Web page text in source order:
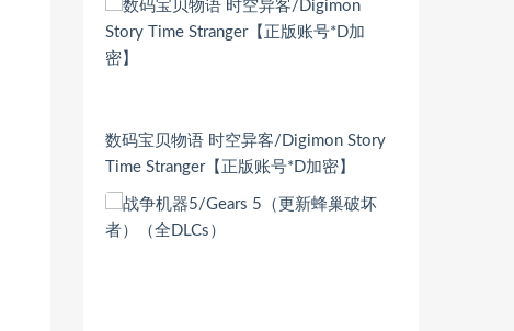
数码宝贝物语 时空异客/Digimon Story
Time Stranger【正版账号*D加密】